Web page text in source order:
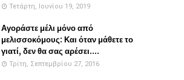
Τετάρτη, Ιουνίου 19, 2019
Αγοράστε μέλι μόνο από
μελισσοκόμους: Και όταν μάθετε το
γιατί, δεν θα σας αρέσει....
Τρίτη, Σεπτεμβρίου 27, 2016